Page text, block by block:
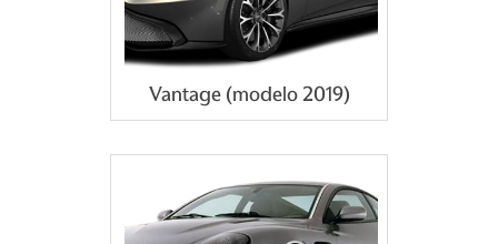
Vantage (modelo 2019)